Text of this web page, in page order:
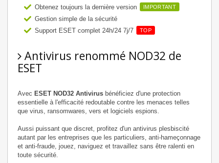
Obtenez toujours la dernière version
IMPORTANT
Gestion simple de la sécurité
Support ESET complet 24h/24 7j/7
TOP
Antivirus renommé NOD32 de
ESET
Avec ESET NOD32 Antivirus bénéficiez d'une protection
essentielle à l'efficacité redoutable contre les menaces telles
que virus, ransomwares, vers et logiciels espions.
Aussi puissant que discret, profitez d'un antivirus plesbiscité
autant par les entreprises que les particuliers, anti-hameçonnage
et anti-fraude, jouez, naviguez et travaillez sans être ralenti en
toute sécurité.